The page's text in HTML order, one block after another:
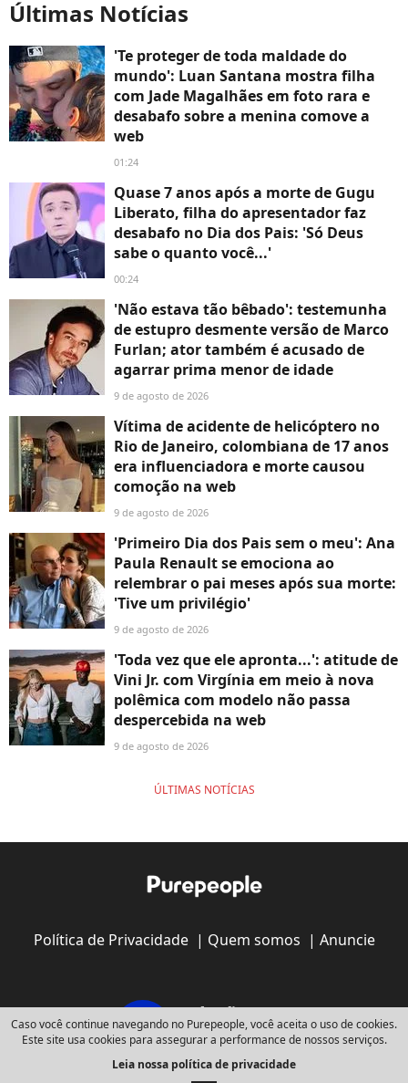
Últimas Notícias
'Te proteger de toda maldade do
mundo': Luan Santana mostra filha
com Jade Magalhães em foto rara e
desabafo sobre a menina comove a
web
01:24
Quase 7 anos após a morte de Gugu
Liberato, filha do apresentador faz
desabafo no Dia dos Pais: 'Só Deus
sabe o quanto você...'
00:24
'Não estava tão bêbado': testemunha
de estupro desmente versão de Marco
Furlan; ator também é acusado de
agarrar prima menor de idade
9 de agosto de 2026
Vítima de acidente de helicóptero no
Rio de Janeiro, colombiana de 17 anos
era influenciadora e morte causou
comoção na web
9 de agosto de 2026
'Primeiro Dia dos Pais sem o meu': Ana
Paula Renault se emociona ao
relembrar o pai meses após sua morte:
'Tive um privilégio'
9 de agosto de 2026
'Toda vez que ele apronta...': atitude de
Vini Jr. com Virgínia em meio à nova
polêmica com modelo não passa
despercebida na web
9 de agosto de 2026
ÚLTIMAS NOTÍCIAS
Política de Privacidade| Quem somos | Anuncie
Copyright © 2008 - 2026
Caso você continue navegando no Purepeople, você aceita o uso de cookies.
Este site usa cookies para assegurar a performance de nossos serviços.
Leia nossa política de privacidade